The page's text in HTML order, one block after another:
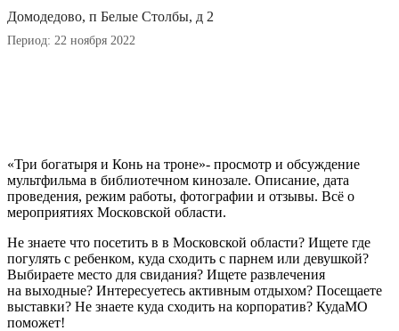
Домодедово, п Белые Столбы, д 2
Период: 22 ноября 2022
«Три богатыря и Конь на троне»- просмотр и обсуждение
мультфильма в библиотечном кинозале. Описание, дата
проведения, режим работы, фотографии и отзывы. Всё о
мероприятиях Московской области.
Не знаете что посетить в в Московской области? Ищете где
погулять с ребенком, куда сходить с парнем или девушкой?
Выбираете место для свидания? Ищете развлечения
на выходные? Интересуетесь активным отдыхом? Посещаете
выставки? Не знаете куда сходить на корпоратив? КудаМО
поможет!